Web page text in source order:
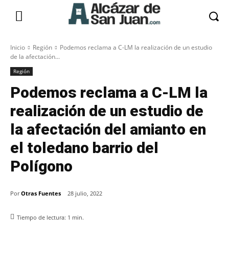
Inicio Región
Podemos reclama a C-LM la realización de un estudio
de la afectación...
Región
Podemos reclama a C-LM la
realización de un estudio de
la afectación del amianto en
el toledano barrio del
Polígono
Por Otras Fuentes 28 julio, 2022
Tiempo de lectura: 1 min.